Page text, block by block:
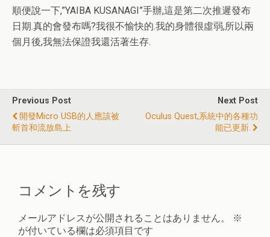
順便說一下,”YAIBA KUSANAGI”手辦,這是第二次推遲發布
日期.真的會發布嗎?我很不愉快的.我的身體很虛弱,所以兩
個月後,我無法保證我還活著生存.
Previous Post
開發Micro USB的人應該被
斬首和流放島上
Next Post
Oculus Quest,系統中的各種功
能已更新.
コメントを残す
メールアドレスが公開されることはありません。
※
が付いている欄は必須項目です